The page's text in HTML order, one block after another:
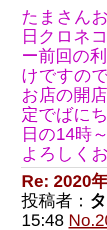
たまさん
日クロネ
ー前回の
けですの
お店の開
定でばに
日の14時
よろしく
Re: 2020
投稿者：
15:48